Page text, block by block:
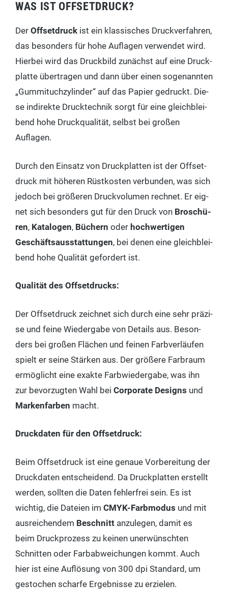
WAS IST OFFSETDRUCK?
Der Off­set­druck ist ein klas­si­sches Druck­ver­fah­ren,
das beson­ders für hohe Auf­la­gen ver­wen­det wird.
Hier­bei wird das Druck­bild zunächst auf eine Druck­
plat­te über­tra­gen und dann über einen soge­nann­ten
„Gum­mi­tuch­zy­lin­der“ auf das Papier gedruckt. Die­
se indi­rek­te Druck­tech­nik sorgt für eine gleich­blei­
bend hohe Druck­qua­li­tät, selbst bei gro­ßen
Auflagen.
Durch den Ein­satz von Druck­plat­ten ist der Off­set­
druck mit höhe­ren Rüst­kos­ten ver­bun­den, was sich
jedoch bei grö­ße­ren Druck­vo­lu­men rech­net. Er eig­
net sich beson­ders gut für den Druck von Bro­schü­
ren, Kata­lo­gen, Büchern oder hoch­wer­ti­gen
Geschäfts­aus­stat­tun­gen, bei denen eine gleich­blei­
bend hohe Qua­li­tät gefor­dert ist.
Qua­li­tät des Offsetdrucks:
Der Off­set­druck zeich­net sich durch eine sehr prä­zi­
se und fei­ne Wie­der­ga­be von Details aus. Beson­
ders bei gro­ßen Flä­chen und fei­nen Farb­ver­läu­fen
spielt er sei­ne Stär­ken aus. Der grö­ße­re Farb­raum
ermög­licht eine exak­te Farb­wie­der­ga­be, was ihn
zur bevor­zug­ten Wahl bei Cor­po­ra­te Designs und
Mar­ken­far­ben macht.
Druck­da­ten für den Offsetdruck:
Beim Off­set­druck ist eine genaue Vor­be­rei­tung der
Druck­da­ten ent­schei­dend. Da Druck­plat­ten erstellt
wer­den, soll­ten die Daten feh­ler­frei sein. Es ist
wich­tig, die Datei­en im CMYK-Farb­mo­dus und mit
aus­rei­chen­dem Beschnitt anzu­le­gen, damit es
beim Druck­pro­zess zu kei­nen uner­wünsch­ten
Schnit­ten oder Farb­ab­wei­chun­gen kommt. Auch
hier ist eine Auf­lö­sung von 300 dpi Stan­dard, um
gesto­chen schar­fe Ergeb­nis­se zu erzielen.